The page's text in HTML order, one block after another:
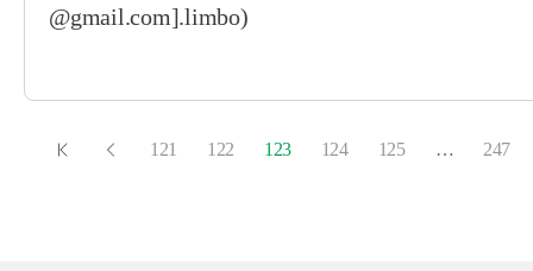
@gmail.com].limbo)
121 122 123 124 125 … 247